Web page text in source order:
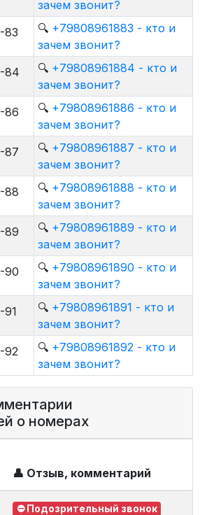
зачем звонит?
83
🔍 +79808961883 - кто и
зачем звонит?
84
🔍 +79808961884 - кто и
зачем звонит?
86
🔍 +79808961886 - кто и
зачем звонит?
87
🔍 +79808961887 - кто и
зачем звонит?
88
🔍 +79808961888 - кто и
зачем звонит?
89
🔍 +79808961889 - кто и
зачем звонит?
90
🔍 +79808961890 - кто и
зачем звонит?
91
🔍 +79808961891 - кто и
зачем звонит?
92
🔍 +79808961892 - кто и
зачем звонит?
о номерах
👤 Отзыв, комментарий
⛔ Подозрительный звонок